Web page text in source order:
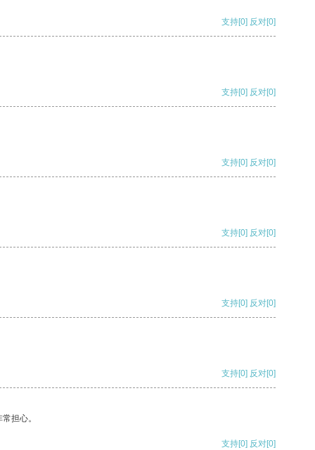
支持[0] 反对[0]
支持[0] 反对[0]
支持[0] 反对[0]
支持[0] 反对[0]
支持[0] 反对[0]
支持[0] 反对[0]
担心。
支持[0] 反对[0]